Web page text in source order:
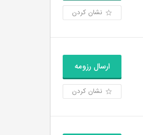
نشان کردن
ارسال رزومه
نشان کردن